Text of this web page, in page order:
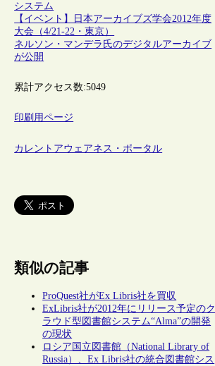
システム
【イベント】日本アーカイブズ学会2012年度
大会（4/21-22・東京）
ネルソン・マンデラ氏のデジタルアーカイブ
が公開
累計アクセス数:5049
印刷用ページ
カレントアウェアネス・ポータル
類似の記事
ProQuest社がEx Libris社を買収
ExLibris社が2012年にリリース予定のク
ラウド型図書館システム“Alma”の開発
の現状
ロシア国立図書館（National Library of
Russia）、Ex Libris社の統合図書館シス